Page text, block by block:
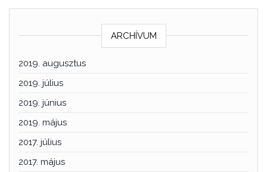
ARCHÍVUM
2019. augusztus
2019. július
2019. június
2019. május
2017. július
2017. május